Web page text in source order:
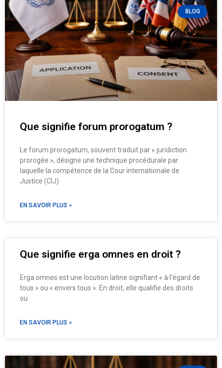
BLOG
Que signifie forum prorogatum ?
Le forum prorogatum, souvent traduit par « juridiction
prorogée », désigne une technique procédurale par
laquelle la compétence de la Cour internationale de
Justice (CIJ)
EN SAVOIR PLUS »
Que signifie erga omnes en droit ?
Erga omnes est une locution latine signifiant « à l’égard de
tous » ou « envers tous ». En droit, elle qualifie des droits
ou
EN SAVOIR PLUS »